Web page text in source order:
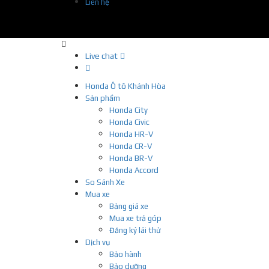
Liên hệ
Live chat
Honda Ô tô Khánh Hòa
Sản phẩm
Honda City
Honda Civic
Honda HR-V
Honda CR-V
Honda BR-V
Honda Accord
So Sánh Xe
Mua xe
Bảng giá xe
Mua xe trả góp
Đăng ký lái thử
Dịch vụ
Bảo hành
Bảo dưỡng